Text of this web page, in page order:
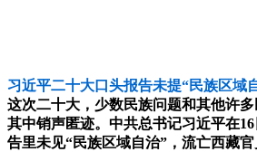
习近平二十大口头报告未提“民族区域
这次二十大，少数民族问题和其他许
其中销声匿迹。中共总书记习近平在
告里未见“民族区域自治”，流亡西藏